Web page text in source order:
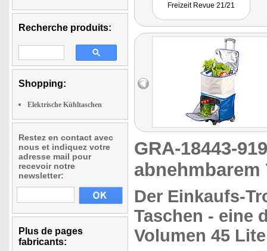
Recherche produits:
Shopping:
Elektrische Kühltaschen
Restez en contact avec
nous et indiquez votre
adresse mail pour
recevoir notre
newsletter:
Plus de pages
fabricants:
Freizeit Revue 21/21
GRA-18443-
Der Einkaufs-
Taschen - eine
Volumen 45